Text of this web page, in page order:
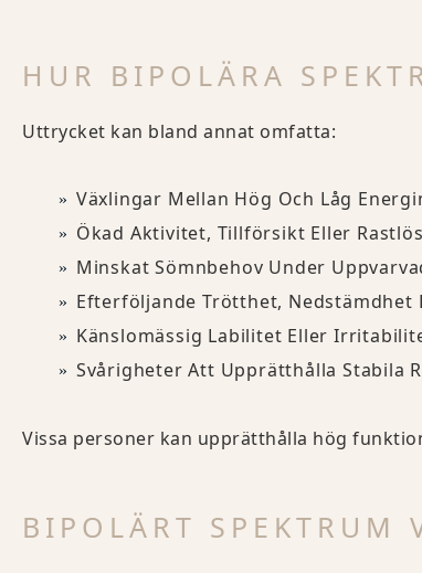
HUR BIPOLÄRA
Uttrycket kan bland annat omfatta:
Växlingar Mellan Hög Och Låg
Ökad Aktivitet, Tillförsikt Eller
Minskat Sömnbehov Under
Efterföljande Trötthet, Nedstämdhet
Känslomässig Labilitet Eller
Svårigheter Att Upprätthålla Stabila
Vissa personer kan upprätthålla hög
BIPOLÄRT SPEKTRUM